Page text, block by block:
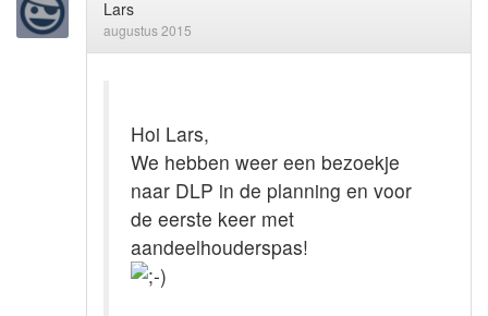
Lars
augustus 2015
Hoi Lars,
We hebben weer een bezoekje
naar DLP in de planning en voor
de eerste keer met
aandeelhouderspas!